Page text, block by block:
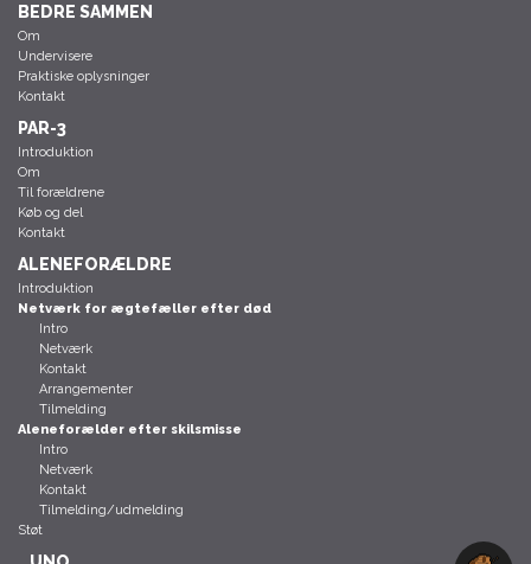
BEDRE SAMMEN
Om
Undervisere
Praktiske oplysninger
Kontakt
PAR-3
Introduktion
Om
Til forældrene
Køb og del
Kontakt
ALENEFORÆLDRE
Introduktion
Netværk for ægtefæller efter død
Intro
Netværk
Kontakt
Arrangementer
Tilmelding
Aleneforælder efter skilsmisse
Intro
Netværk
Kontakt
Tilmelding/udmelding
Støt